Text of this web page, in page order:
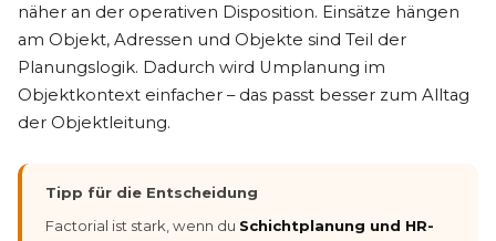
näher an der operativen Disposition. Einsätze hängen
am Objekt, Adressen und Objekte sind Teil der
Planungslogik. Dadurch wird Umplanung im
Objektkontext einfacher – das passt besser zum Alltag
der Objektleitung.
Tipp für die Entscheidung
Factorial ist stark, wenn du Schichtplanung und HR-